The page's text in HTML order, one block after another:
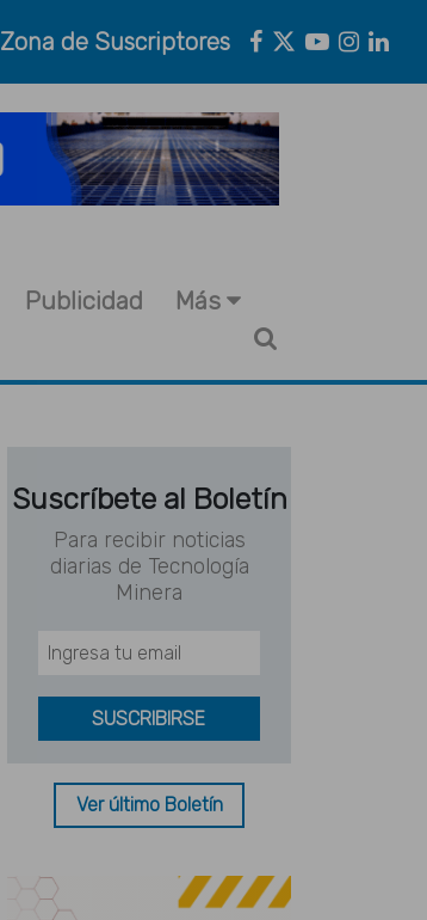
Zona de Suscriptores
Publicidad Más
Suscríbete al Boletín
Para recibir noticias
diarias de Tecnología
Minera
Ver último Boletín